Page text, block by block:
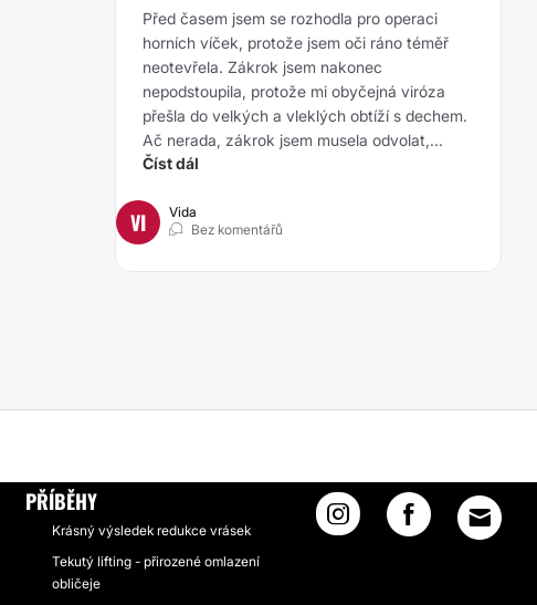
Před časem jsem se rozhodla pro operaci
horních víček, protože jsem oči ráno téměř
neotevřela. Zákrok jsem nakonec
nepodstoupila, protože mi obyčejná viróza
přešla do velkých a vleklých obtíží s dechem.
Ač nerada, zákrok jsem musela odvolat,...
Číst dál
VI
Vida
Bez komentářů
PŘÍBĚHY
Krásný výsledek redukce vrásek
Tekutý lifting - přirozené omlazení
obličeje